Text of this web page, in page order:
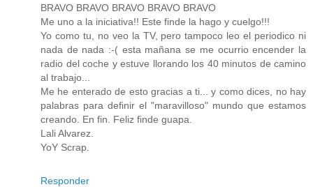
BRAVO BRAVO BRAVO BRAVO BRAVO
Me uno a la iniciativa!! Este finde la hago y cuelgo!!!
Yo como tu, no veo la TV, pero tampoco leo el periodico ni
nada de nada :-( esta mañana se me ocurrio encender la
radio del coche y estuve llorando los 40 minutos de camino
al trabajo...
Me he enterado de esto gracias a ti... y como dices, no hay
palabras para definir el "maravilloso" mundo que estamos
creando. En fin. Feliz finde guapa.
Lali Alvarez.
YoY Scrap.
Responder